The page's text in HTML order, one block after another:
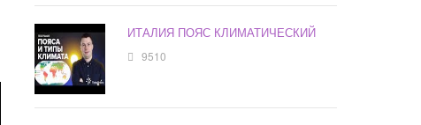
ИТАЛИЯ ПОЯС КЛИМАТИЧЕСКИЙ
9510